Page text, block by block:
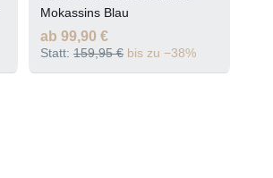
Mokassins Blau
ab 99,90 €
Statt: 159,95 € bis zu −38%